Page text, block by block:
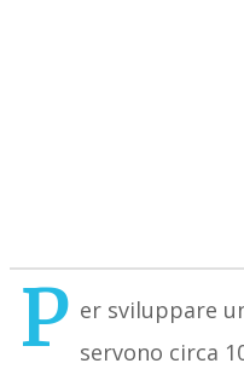
P er sviluppare
servono circa